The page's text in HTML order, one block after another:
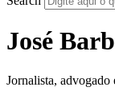
José
Jornalista, advogado